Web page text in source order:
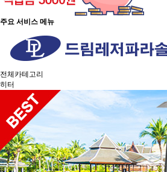
주요 서비스 메뉴
전체카테고리
히터